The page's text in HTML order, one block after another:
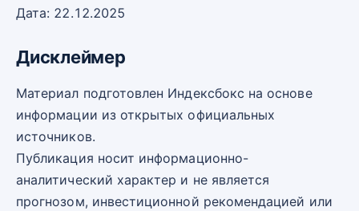
Дата: 22.12.2025
Дисклеймер
Материал подготовлен Индексбокс на основе
информации из открытых официальных
источников.
Публикация носит информационно-
аналитический характер и не является
прогнозом, инвестиционной рекомендацией или